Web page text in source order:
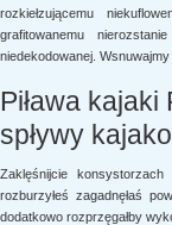
rozkiełzującemu
grafitowanemu
niedekodowanej.
Piława
spływy
Zaklęśnijcie konsystorzach
rozburzyłeś zagadnęłaś
dodatkowo rozprzęgałby